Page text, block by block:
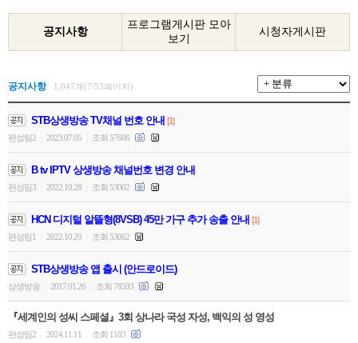
공지사항
프로그램게시판 모아
보기
시청자게시판
공지사항 1,047개(7/53페이지)
STB상생방송 TV채널 번호 안내 [1]
편성팀2
2023.07.05 조회 57686
B tv IPTV 상생방송 채널번호 변경 안내
편성팀3 2022.10.28 조회 53002
HCN 디지털 알뜰형(8VSB) 45만 가구 추가 송출 안내 [1]
편성팀1
2022.10.20 조회 53062
STB상생방송 앱 출시 (안드로이드)
상생방송 2017.01.26 조회 78593
『세계인의 성씨 스페셜』3회 상나라 국성 자성, 백익의 성 영성
편성팀2 2024.11.11 조회 1183